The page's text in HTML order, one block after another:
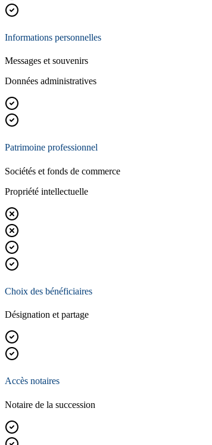
Informations personnelles
Messages et souvenirs
Données administratives
Patrimoine professionnel
Sociétés et fonds de commerce
Propriété intellectuelle
Choix des bénéficiaires
Désignation et partage
Accès notaires
Notaire de la succession